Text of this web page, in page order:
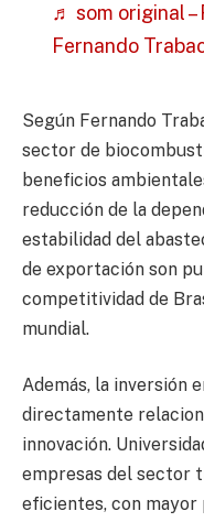
♬ som original –
Fernando
Según Fernando
sector de
beneficios
reducción de la
estabilidad del
de exportación son
competitividad de
mundial.
Además, la inversión
directamente
innovación.
empresas del sector
eficientes, con